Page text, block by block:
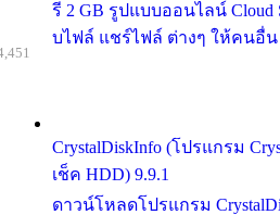
รี 2 GB รูปแบบออนไลน์ Cloud
บไฟล์ แชร์ไฟล์ ต่างๆ ให้คนอื่น
CrystalDiskInfo (โปรแกรม
เช็ค HDD) 9.9.1
ดาวน์โหลดโปรแกรม